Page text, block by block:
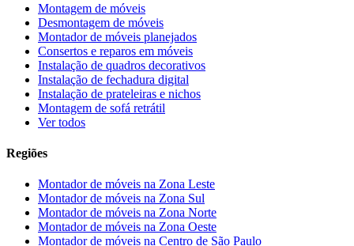
Montagem de móveis
Desmontagem de móveis
Montador de móveis planejados
Consertos e reparos em móveis
Instalação de quadros decorativos
Instalação de fechadura digital
Instalação de prateleiras e nichos
Montagem de sofá retrátil
Ver todos
Regiões
Montador de móveis na Zona Leste
Montador de móveis na Zona Sul
Montador de móveis na Zona Norte
Montador de móveis na Zona Oeste
Montador de móveis na Centro de São Paulo